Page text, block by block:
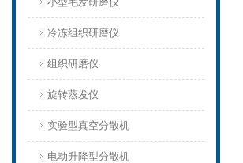
冷冻组织研磨仪
组织研磨仪
旋转蒸发仪
实验型真空分散机
电动升降型分散机